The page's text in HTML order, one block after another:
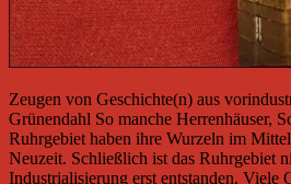
Zeugen von Geschichte(n) aus
Grünendahl So manche Herrenhäuser,
Ruhrgebiet haben ihre Wurzeln im
Neuzeit. Schließlich ist das Ruhrgebiet
Industrialisierung erst entstanden. Viele